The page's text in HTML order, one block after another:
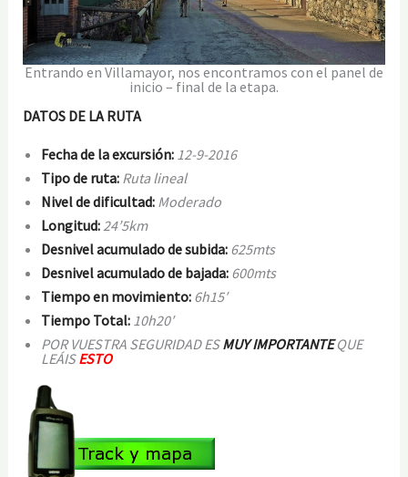
Entrando en Villamayor, nos encontramos con el panel de
inicio – final de la etapa.
DATOS DE LA RUTA
Fecha de la excursión: 12-9-2016
Tipo de ruta: Ruta lineal
Nivel de dificultad: Moderado
Longitud: 24’5km
Desnivel acumulado de subida: 625mts
Desnivel acumulado de bajada: 600mts
Tiempo en movimiento: 6h15′
Tiempo Total: 10h20′
POR VUESTRA SEGURIDAD ESMUY IMPORTANTEQUE
LEÁISESTO